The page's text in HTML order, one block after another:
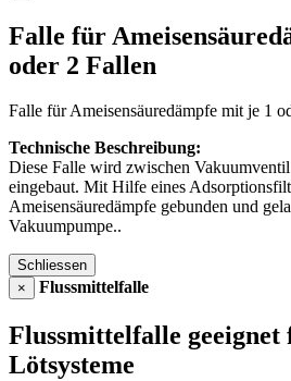
Falle für
oder 2 Fallen
Falle für Ameisensäuredämpfe mit je 1
Technische Beschreibung:
Diese Falle wird zwischen
eingebaut. Mit Hilfe eines
Ameisensäuredämpfe gebunden und
Vakuumpumpe..
Schliessen
×
Flussmittelfalle
Flussmittelfalle
Lötsysteme